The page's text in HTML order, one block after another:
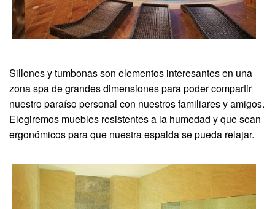
Sillones y tumbonas son elementos interesantes en una
zona spa de grandes dimensiones para poder compartir
nuestro paraíso personal con nuestros familiares y amigos.
Elegiremos muebles resistentes a la humedad y que sean
ergonómicos para que nuestra espalda se pueda relajar.